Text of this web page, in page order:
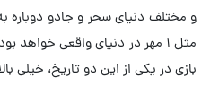
و مختلف دنیای سحر و جادو دوباره
مثل ۱ مهر در دنیای واقعی
بازی در یکی از این دو تاریخ، خیلی